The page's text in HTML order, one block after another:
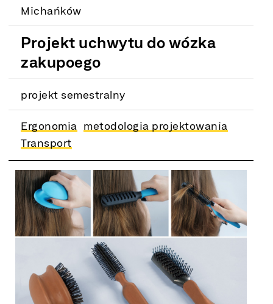
Michańków
Projekt uchwytu do wózka
zakupoego
projekt semestralny
Ergonomia
metodologia projektowania
Transport